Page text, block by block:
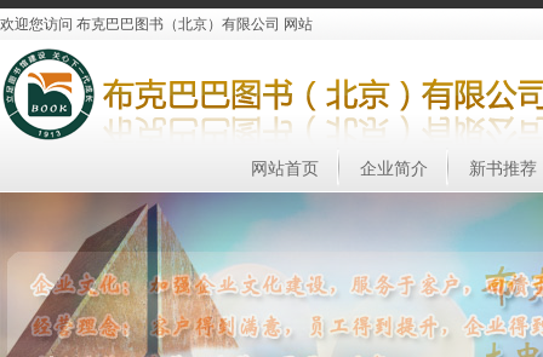
欢迎您访问 布克巴巴图书（北京）有限公司 网站
网站首页 企业简介 新书推荐